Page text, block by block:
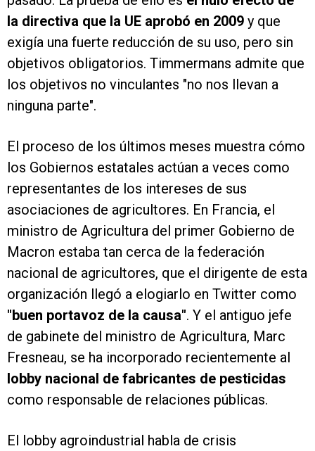
la directiva que la UE aprobó en 2009 y que
exigía una fuerte reducción de su uso, pero sin
objetivos obligatorios. Timmermans admite que
los objetivos no vinculantes "no nos llevan a
ninguna parte".
El proceso de los últimos meses muestra cómo
los Gobiernos estatales actúan a veces como
representantes de los intereses de sus
asociaciones de agricultores. En Francia, el
ministro de Agricultura del primer Gobierno de
Macron estaba tan cerca de la federación
nacional de agricultores, que el dirigente de esta
organización llegó a elogiarlo en Twitter como
"buen portavoz de la causa". Y el antiguo jefe
de gabinete del ministro de Agricultura, Marc
Fresneau, se ha incorporado recientemente al
lobby nacional de fabricantes de pesticidas
como responsable de relaciones públicas.
El lobby agroindustrial habla de crisis